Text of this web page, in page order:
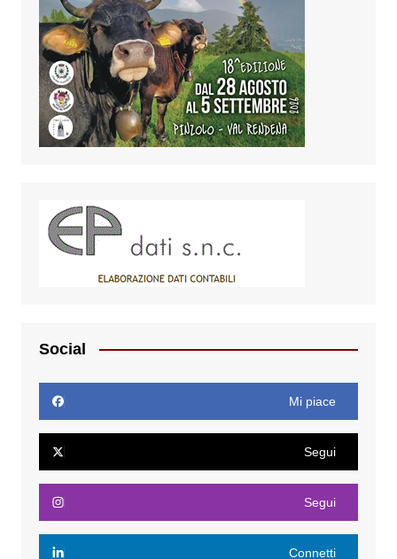
Social
Mi piace
Segui
Segui
Connetti